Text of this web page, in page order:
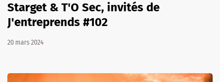
Starget & T'O Sec, invités de
J'entreprends #102
20 mars 2024